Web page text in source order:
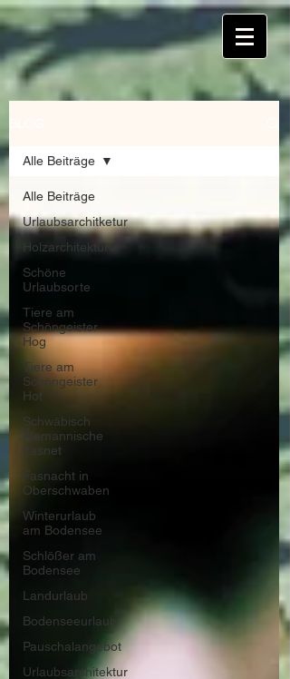
Alle Beiträge
Urlaubsarchitketur
Holzarchitektur
Schöne
Urlaubsorte
Tiere am
Schöngeister
Hog
Tiere am
Schöngeister
Hof
Schwäbisch
Alemannische
Fasnet
Fasnacht in
Oberschwaben
Winterurlaub
am Bodensee
Schlößer am
Bodensee
Landurlaub
Bodenseeurlaub
Pauschalangebot
Urlaubsarchitektur
Alle Beiträge